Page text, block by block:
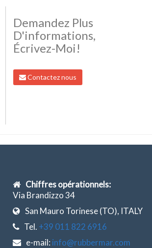
Demandez Plus
D'informations,
Écrivez-Moi!
Contactez nous
Chiffres opérationnels:
Via Brandizzo 34
San Mauro Torinese (TO), ITALY
Tel. +39 011 822 6916
e-mail: info@rubbermar.com